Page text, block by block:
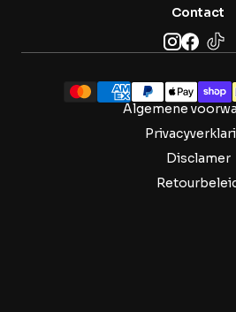
Contact
Algemene
Disclamer